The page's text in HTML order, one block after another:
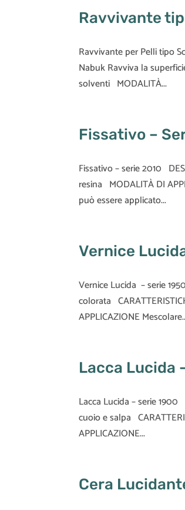
Ravvivante
Ravvivante per Pelli tipo
Nabuk Ravviva la
solventi MODALITÀ...
Fissativo –
Fissativo – serie 2010
resina MODALITÀ DI
può essere applicato...
Vernice
Vernice Lucida – serie
colorata
APPLICAZIONE
Lacca Lucida
Lacca Lucida – serie
cuoio e salpa
APPLICAZIONE...
Cera